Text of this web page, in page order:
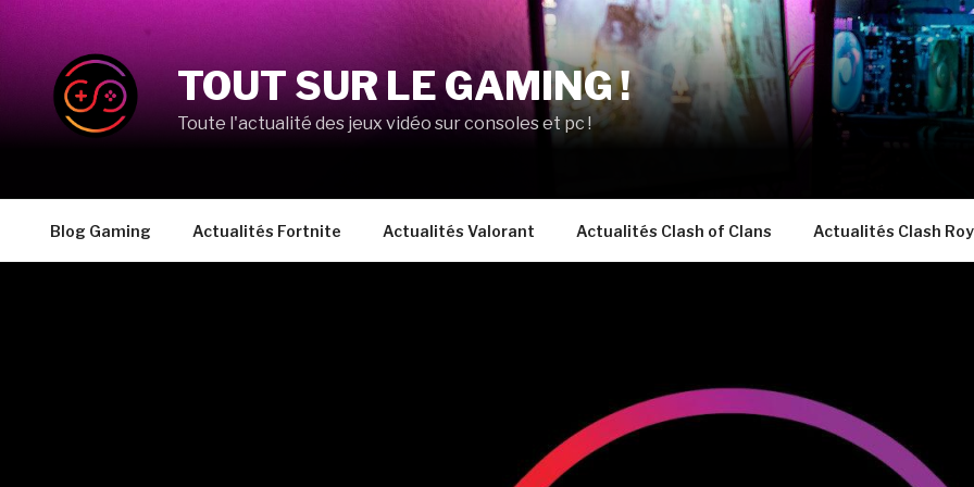
contenu
principal
TOUT SUR LE GAMING !
Toute l'actualité des jeux vidéo sur consoles et pc !
Blog Gaming Actualités Fortnite Actualités Valorant Actualités Clash of Clans Actualités Clash